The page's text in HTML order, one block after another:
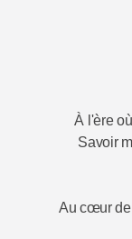
À l'ère
Savoir
Au cœur de